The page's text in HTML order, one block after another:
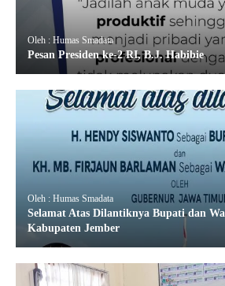
Oleh : Humas Smadata
Pesan Presiden ke-2 RI, B.J. Habibie
Oleh : Humas Smadata
Selamat Atas Dilantiknya Bupati dan
Kabupaten Jember